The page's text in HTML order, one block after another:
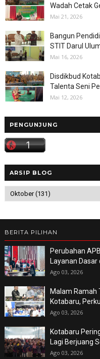
Wadah Cetak
Mai 21, 2026
Bangun
STIT Darul
Mai 16, 2026
Disdikbud
Talenta Seni
Mai 12, 2026
PENGUNJUNG
ARSIP BLOG
BERITA PILIHAN
Perubahan
Layanan
Ago 03, 2026
Malam Ramah
Kotabaru,
Ago 03, 2026
Kotabaru
Lagi Berjuang
Ago 03, 2026